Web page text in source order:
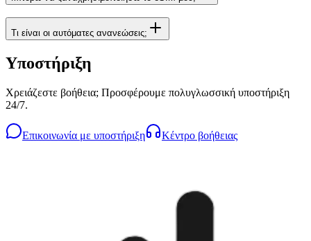
Τι είναι οι αυτόματες ανανεώσεις;
Υποστήριξη
Χρειάζεστε βοήθεια; Προσφέρουμε πολυγλωσσική υποστήριξη
24/7.
Επικοινωνία με υποστήριξη Κέντρο βοήθειας